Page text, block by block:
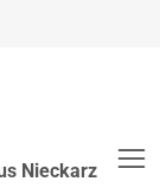
Nieckarz